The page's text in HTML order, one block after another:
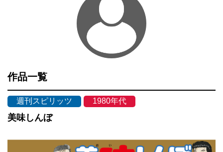
作品一覧
週刊スピリッツ 1980年代
美味しんぼ